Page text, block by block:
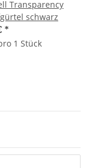
Transparency
schwarz
*
1 Stück